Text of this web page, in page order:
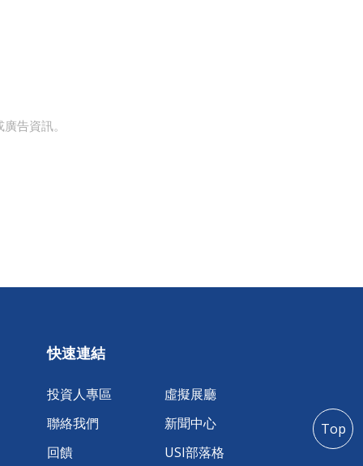
告資訊。
快速連結
投資人專區
虛擬展廳
聯絡我們
新聞中心
回饋
USI部落格
Top